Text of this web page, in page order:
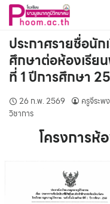
Skip
content
ประกาศรายชื่อนั
ศึกษาต่อห้องเรีย
ที่ 1 ปีการศึกษา
26 ก.พ. 2569 ครูจีระพ
วิชาการ
โครงการห้